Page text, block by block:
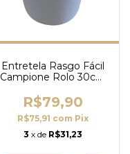
Entretela Rasgo Fácil
Campione Rolo 30cm
R$79,90
R$75,91 com Pix
3 x de R$31,23